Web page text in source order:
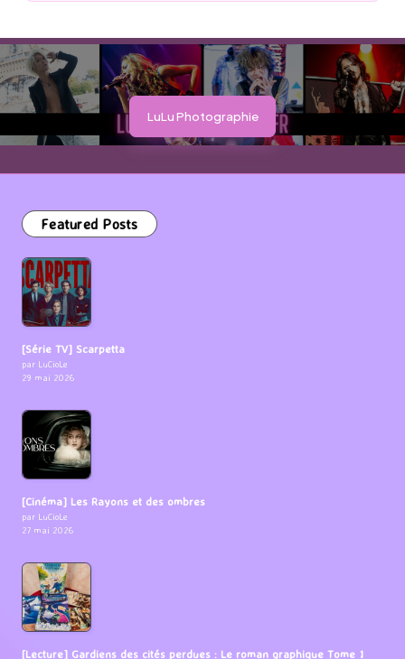
LuLu Photographie
Featured Posts
[Série TV] Scarpetta
par LuCioLe
29 mai 2026
[Cinéma] Les Rayons et des ombres
par LuCioLe
27 mai 2026
[Lecture] Gardiens des cités perdues : Le roman graphique Tome 1